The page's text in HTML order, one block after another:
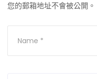
您的郵箱地址不會被公開。